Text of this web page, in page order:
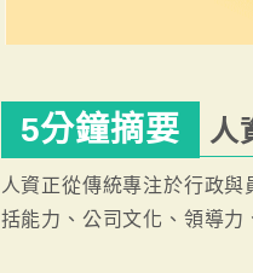
5分鐘摘要 人
人資正從傳統專注於行政
括能力、公司文化、領導力